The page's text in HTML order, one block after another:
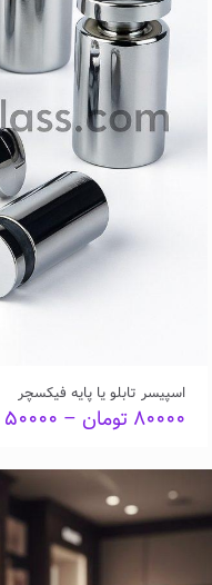
اسپیسر تابلو یا پایه فیکسچر
۸۰۰۰۰ تومان – ۵۰۰۰۰